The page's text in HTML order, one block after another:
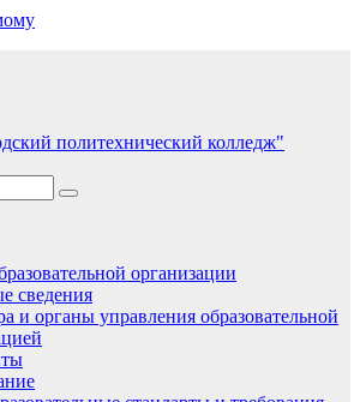
организации
сведения
и органы управления образовательной